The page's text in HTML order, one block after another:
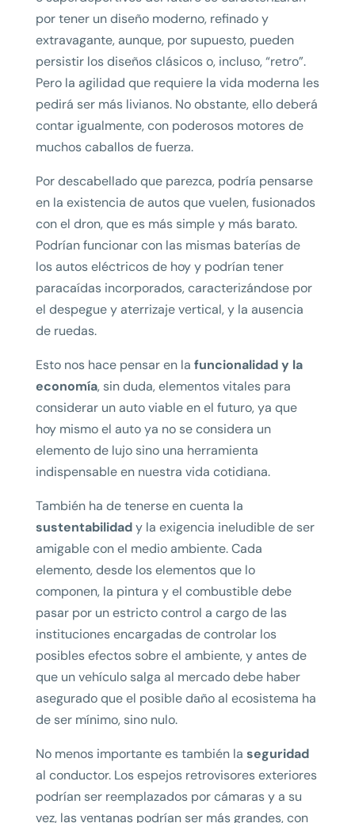
por tener un diseño moderno, refinado y
extravagante, aunque, por supuesto, pueden
persistir los diseños clásicos o, incluso, “retro”.
Pero la agilidad que requiere la vida moderna les
pedirá ser más livianos. No obstante, ello deberá
contar igualmente, con poderosos motores de
muchos caballos de fuerza.
Por descabellado que parezca, podría pensarse
en la existencia de autos que vuelen, fusionados
con el dron, que es más simple y más barato.
Podrían funcionar con las mismas baterías de
los autos eléctricos de hoy y podrían tener
paracaídas incorporados, caracterizándose por
el despegue y aterrizaje vertical, y la ausencia
de ruedas.
Esto nos hace pensar en la funcionalidad y la
economía, sin duda, elementos vitales para
considerar un auto viable en el futuro, ya que
hoy mismo el auto ya no se considera un
elemento de lujo sino una herramienta
indispensable en nuestra vida cotidiana.
También ha de tenerse en cuenta la
sustentabilidady la exigencia ineludible de ser
amigable con el medio ambiente. Cada
elemento, desde los elementos que lo
componen, la pintura y el combustible debe
pasar por un estricto control a cargo de las
instituciones encargadas de controlar los
posibles efectos sobre el ambiente, y antes de
que un vehículo salga al mercado debe haber
asegurado que el posible daño al ecosistema ha
de ser mínimo, sino nulo.
No menos importante es también la seguridad
al conductor. Los espejos retrovisores exteriores
podrían ser reemplazados por cámaras y a su
vez, las ventanas podrían ser más grandes, con